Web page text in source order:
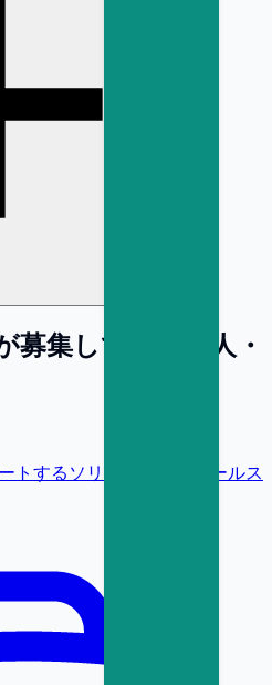
募集している求人・
トするソリューションセールス